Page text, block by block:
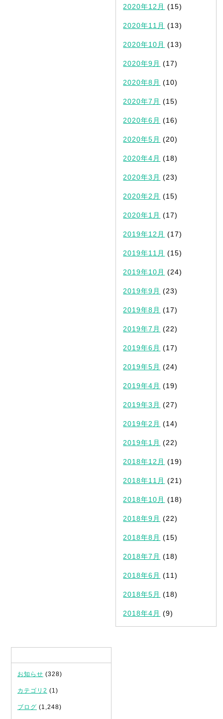
2020年12月 (15)
2020年11月 (13)
2020年10月 (13)
2020年9月 (17)
2020年8月 (10)
2020年7月 (15)
2020年6月 (16)
2020年5月 (20)
2020年4月 (18)
2020年3月 (23)
2020年2月 (15)
2020年1月 (17)
2019年12月 (17)
2019年11月 (15)
2019年10月 (24)
2019年9月 (23)
2019年8月 (17)
2019年7月 (22)
2019年6月 (17)
2019年5月 (24)
2019年4月 (19)
2019年3月 (27)
2019年2月 (14)
2019年1月 (22)
2018年12月 (19)
2018年11月 (21)
2018年10月 (18)
2018年9月 (22)
2018年8月 (15)
2018年7月 (18)
2018年6月 (11)
2018年5月 (18)
2018年4月 (9)
お知らせ (328)
カテゴリ2 (1)
ブログ (1,248)